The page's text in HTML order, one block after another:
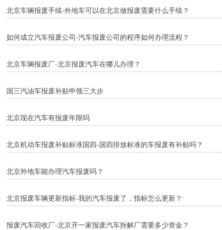
北京车辆报废手续-外地车可以在北京做报废需要什么手续？
如何成立汽车报废公司-汽车报废公司的程序如何办理流程？
北京车辆报废厂-北京报废汽车在哪儿办理？
国三汽油车报废补贴申领三大步
北京现在汽车有报废年限吗
北京机动车报废补贴标准国四-国四排放标准的车报废有补贴吗？
北京外地车能办理汽车报废吗？
北京报废车辆更新指标-我的汽车报废了，指标怎么更新？
报废汽车回收厂-北京开一家报废汽车拆解厂需要多少资金？